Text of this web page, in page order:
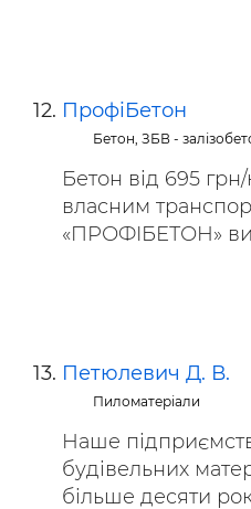
ПрофiБетон
Бетон, ЗБВ -
Бетон від 695
власним
«ПРОФІБЕТОН»
Петюлевич Д. В.
Пиломатеріали
Наше
будівельних
більше десяти